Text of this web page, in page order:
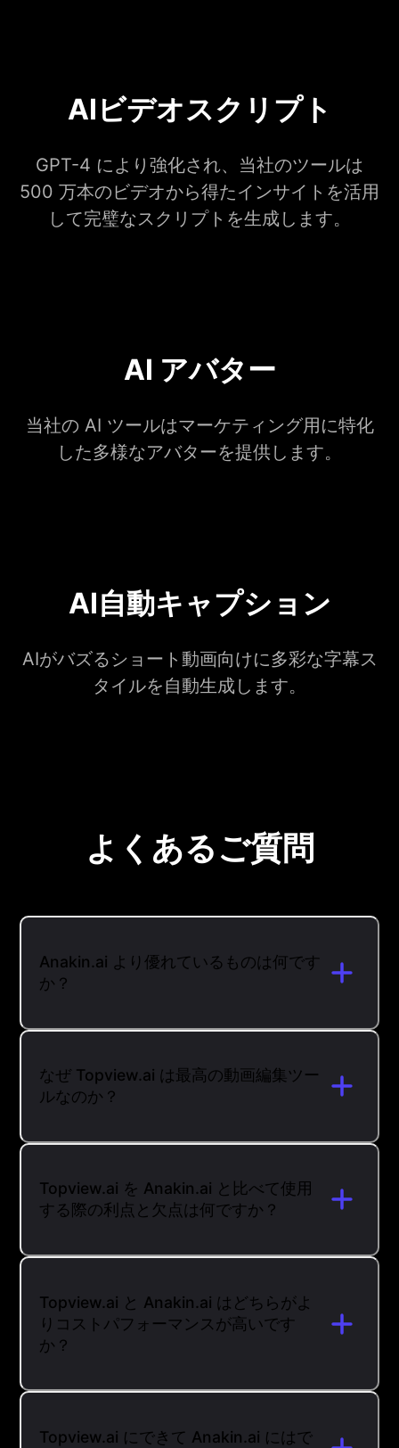
AIビデオスクリプト
GPT-4 により強化され、当社のツールは
500 万本のビデオから得たインサイトを活用
して完璧なスクリプトを生成します。
AI アバター
当社の AI ツールはマーケティング用に特化
した多様なアバターを提供します。
AI自動キャプション
AIがバズるショート動画向けに多彩な字幕ス
タイルを自動生成します。
よくあるご質問
Anakin.ai より優れているものは何です
か？
なぜ Topview.ai は最高の動画編集ツー
ルなのか？
Topview.ai を Anakin.ai と比べて使用
する際の利点と欠点は何ですか？
Topview.ai と Anakin.ai はどちらがよ
りコストパフォーマンスが高いです
か？
Topview.ai にできて Anakin.ai にはで